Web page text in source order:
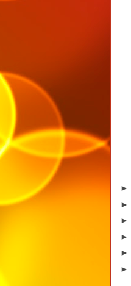
►
►
►
►
►
►